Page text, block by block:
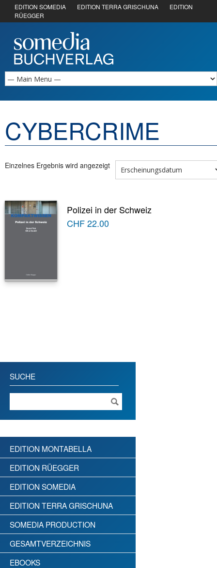
EDITION SOMEDIA EDITION TERRA GRISCHUNA
EDITION
RÜEGGER
CYBERCRIME
Einzelnes Ergebnis wird angezeigt
Polizei in der Schweiz
CHF22.00
SUCHE
EDITION MONTABELLA
EDITION RÜEGGER
EDITION SOMEDIA
EDITION TERRA GRISCHUNA
SOMEDIA PRODUCTION
GESAMTVERZEICHNIS
EBOOKS